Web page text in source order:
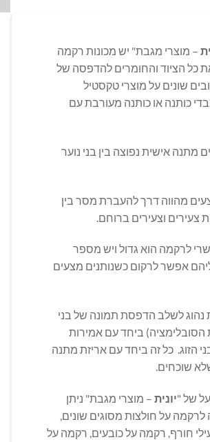
– מוצרי מגבת" יש מכונות רקמה
כל הציוד והחומרים להדפסה של
שונים על מוצרי טקסטיל
כותנה או כותנה מעורבת עם
מתנה אישית נפוצה בין בני נוער
מהווה דרך להעברת מסר בין
צעירים וצעירים ברוחם.
לרקמה הוא גדול ויש מספר
אפשר לרקום כשנותנים מצעים
נהוג לשלב הדפסת תמונה של בני
הסובלימציה) ביחד עם אמירות
הזוג. כל זה ביחד עם אריזת מתנה
שוכחים.
של "יונית – מוצרי מגבת" ניתן
על חולצות מסוגים שונים,
חורף, רקמה על כובעים, רקמה על